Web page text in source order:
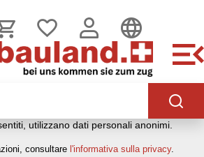
BAUSÄTZE HÄUSER, BAHNHÖFE,
WEB UTILIZZA I COOKIE
utilizziamo diversi cookie: alcuni sono
corretto funzionamento del sito, altri
più funzionalità, altri ancora ci
meglio i nostri utenti. Ci aiutano
utilizzano dati personali anonimi.
consultare l'informativa sulla privacy.